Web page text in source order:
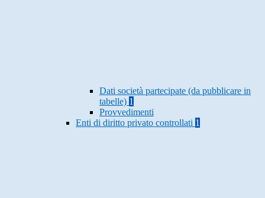
Dati società partecipate (da pubblicare in
tabelle) 1
Provvedimenti
Enti di diritto privato controllati 1